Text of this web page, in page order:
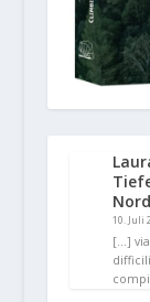
10. Juli
[…]